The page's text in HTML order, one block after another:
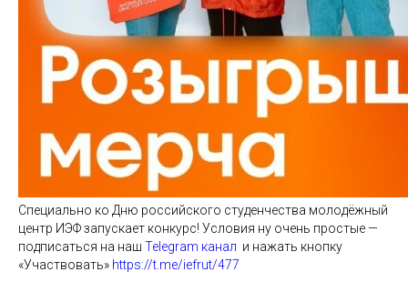
Специально ко Дню российского студенчества молодёжный
центр ИЭФ запускает конкурс! Условия ну очень простые —
подписаться на наш Telegram канал и нажать кнопку
«Участвовать» https://t.me/iefrut/477